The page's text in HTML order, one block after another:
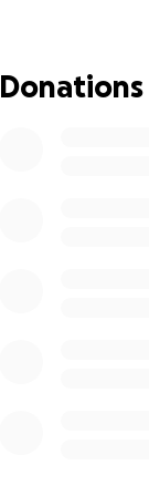
Donations